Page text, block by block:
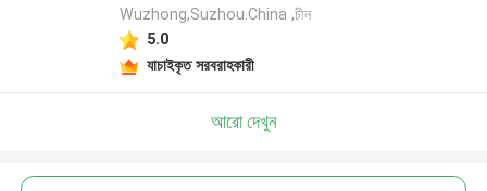
Wuzhong,Suzhou.China ,চীন
5.0
যাচাইকৃত সরবরাহকারী
আরো দেখুন